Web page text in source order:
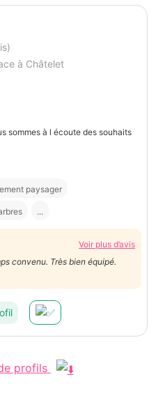
à Châtelet
sommes à l écoute des souhaits
paysager
...
Voir plus d’avis
convenu. Très bien équipé.
profils